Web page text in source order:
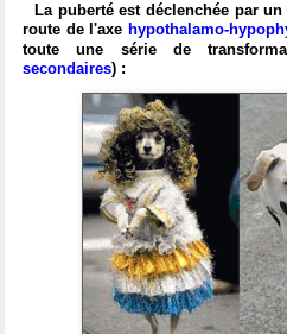
La puberté est déclenchée par
route de l'axe hypothalamo-
toute une série de
secondaires) :